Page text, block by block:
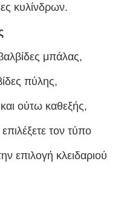
κυλίνδρων.
μπάλας,
πύλης,
ούτω καθεξής,
τον τύπο
επιλογή κλειδαριού